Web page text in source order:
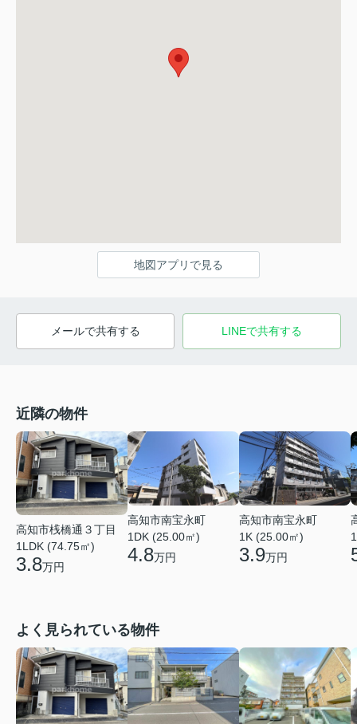
地図アプリで見る
メールで共有する LINEで共有する
近隣の物件
高知市桟橋通３丁目
1LDK (74.75㎡)
3.8万円
高知市南宝永町
1DK (25.00㎡)
4.8万円
高知市南宝永町
1K (25.00㎡)
3.9万円
よく見られている物件